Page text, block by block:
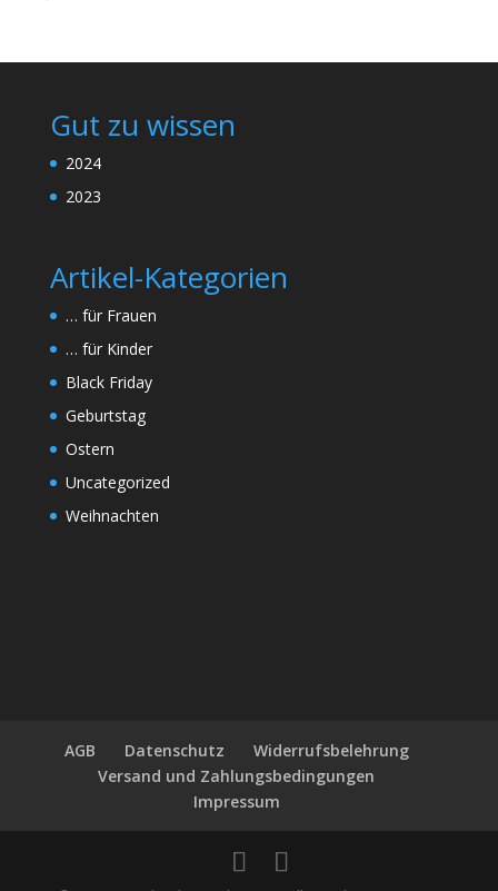
Gut zu wissen
2024
2023
Artikel-Kategorien
… für Frauen
… für Kinder
Black Friday
Geburtstag
Ostern
Uncategorized
Weihnachten
AGB Datenschutz
Widerrufsbelehrung
Versand und Zahlungsbedingungen
Impressum